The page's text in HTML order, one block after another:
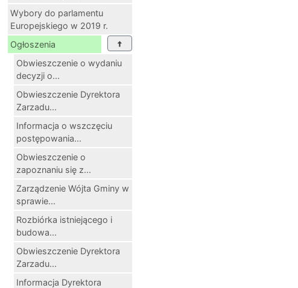
Wybory do parlamentu
Europejskiego w 2019 r.
Ogłoszenia
Obwieszczenie o wydaniu
decyzji o...
Obwieszczenie Dyrektora
Zarzadu...
Informacja o wszczęciu
postępowania...
Obwieszczenie o
zapoznaniu się z...
Zarządzenie Wójta Gminy w
sprawie...
Rozbiórka istniejącego i
budowa...
Obwieszczenie Dyrektora
Zarzadu...
Informacja Dyrektora